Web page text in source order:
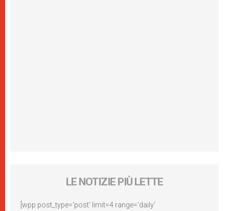
LE NOTIZIE PIÙ LETTE
[wpp post_type='post' limit=4 range='daily'